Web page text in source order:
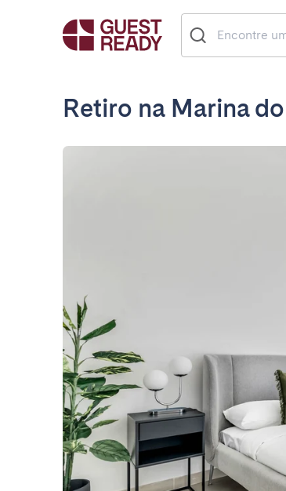
Retiro na Marina